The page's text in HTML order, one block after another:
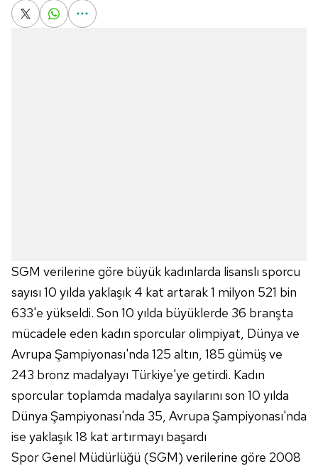
SGM verilerine göre büyük kadınlarda lisanslı sporcu
sayısı 10 yılda yaklaşık 4 kat artarak 1 milyon 521 bin
633'e yükseldi. Son 10 yılda büyüklerde 36 branşta
mücadele eden kadın sporcular olimpiyat, Dünya ve
Avrupa Şampiyonası'nda 125 altın, 185 gümüş ve
243 bronz madalyayı Türkiye'ye getirdi. Kadın
sporcular toplamda madalya sayılarını son 10 yılda
Dünya Şampiyonası'nda 35, Avrupa Şampiyonası'nda
ise yaklaşık 18 kat artırmayı başardı
Spor Genel Müdürlüğü (SGM) verilerine göre 2008